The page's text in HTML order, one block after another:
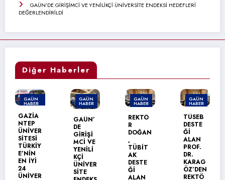
GAÜN’DE GİRİŞİMCİ VE YENİLİKÇİ ÜNİVERSİTE ENDEKSİ HEDEFLERİ
DEĞERLENDİRİLDİ
Diğer Haberler
GAÜN
HABER
GAÜN’
DE
GİRİŞİ
MCİ VE
YENİLİ
KÇİ
ÜNİVER
SİTE
GAÜN
HABER
REKTÖ
R
DOĞAN
,
TÜBİT
AK
DESTE
Ğİ
ALAN
GAÜN
HABER
TÜSEB
Ğİ
PROF.
DR.
KARAG
REKTÖ
GAÜN
HABER
GAÜN
TEKNİK
ER
MESLEK
YÜKSEK
OKULU’
NDA